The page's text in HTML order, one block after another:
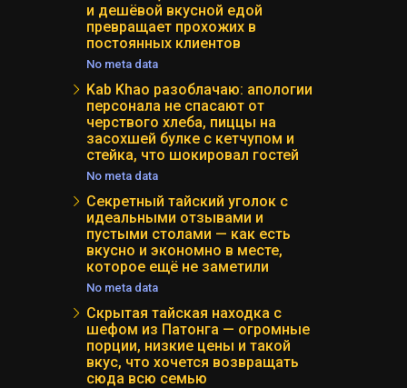
и дешёвой вкусной едой
превращает прохожих в
постоянных клиентов
No meta data
Kab Khao разоблачаю: апологии
персонала не спасают от
черствого хлеба, пиццы на
засохшей булке с кетчупом и
стейка, что шокировал гостей
No meta data
Секретный тайский уголок с
идеальными отзывами и
пустыми столами — как есть
вкусно и экономно в месте,
которое ещё не заметили
No meta data
Скрытая тайская находка с
шефом из Патонга — огромные
порции, низкие цены и такой
вкус, что хочется возвращать
сюда всю семью